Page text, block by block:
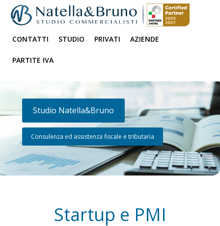
CONTATTI STUDIO PRIVATI AZIENDE
PARTITE IVA
Studio Natella&Bruno
Consulenza ed assistenza fiscale e tributaria
Startup e PMI